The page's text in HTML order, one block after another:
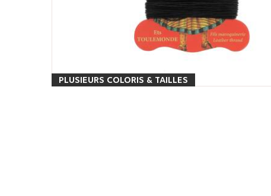
PLUSIEURS COLORIS & TAILLES